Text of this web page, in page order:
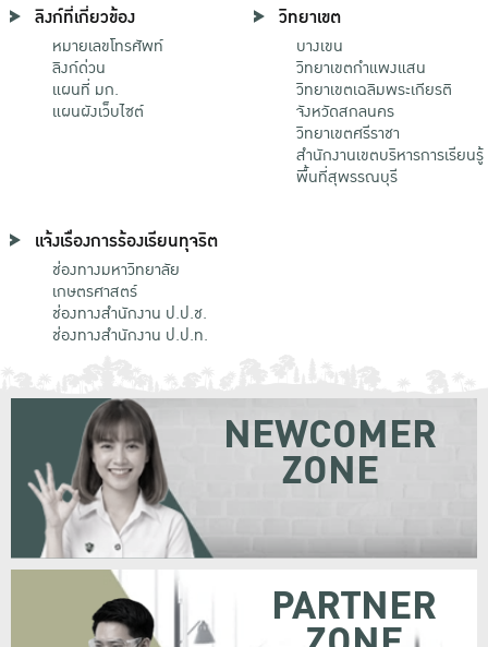
ลิงก์ที่เกี่ยวข้อง
หมายเลขโทรศัพท์
ลิงก์ด่วน
แผนที่ มก.
แผนผังเว็บไซต์
วิทยาเขต
บางเขน
วิทยาเขตกําแพงแสน
วิทยาเขตเฉลิมพระเกียรติ
จังหวัดสกลนคร
วิทยาเขตศรีราชา
สำนักงานเขตบริหารการเรียนรู้
พื้นที่สุพรรณบุรี
แจ้งเรื่องการร้องเรียนทุจริต
ช่องทางมหาวิทยาลัย
เกษตรศาสตร์
ช่องทางสำนักงาน ป.ป.ช.
ช่องทางสำนักงาน ป.ป.ท.
NEWCOMER
ZONE
PARTNER